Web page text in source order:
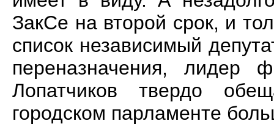
ЗакСе на второй срок, и
список независимый
переназначения, лидер
Лопатчиков твердо
городском парламенте